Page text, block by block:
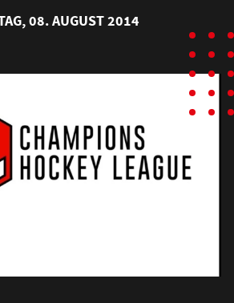
08. AUGUST 2014